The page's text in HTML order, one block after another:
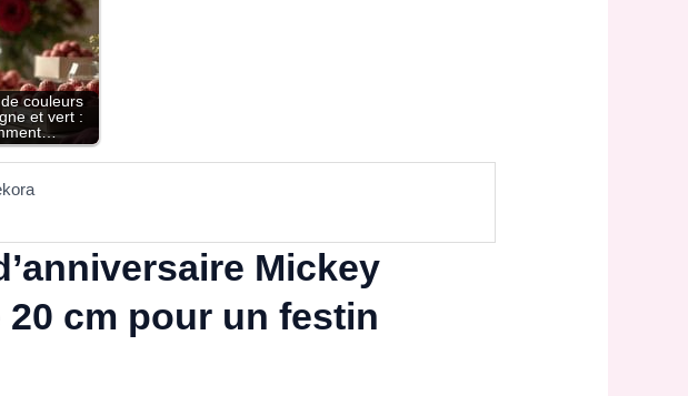
couleurs
et vert :
Mickey
cm pour un festin